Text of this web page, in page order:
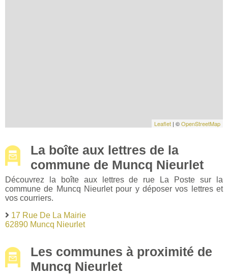
Leaflet | ©OpenStreetMap
La boîte aux lettres de la
commune de Muncq Nieurlet
Découvrez la boîte aux lettres de rue La Poste sur la
commune de Muncq Nieurlet pour y déposer vos lettres et
vos courriers.
17 Rue De La Mairie
62890 Muncq Nieurlet
Les communes à proximité de
Muncq Nieurlet